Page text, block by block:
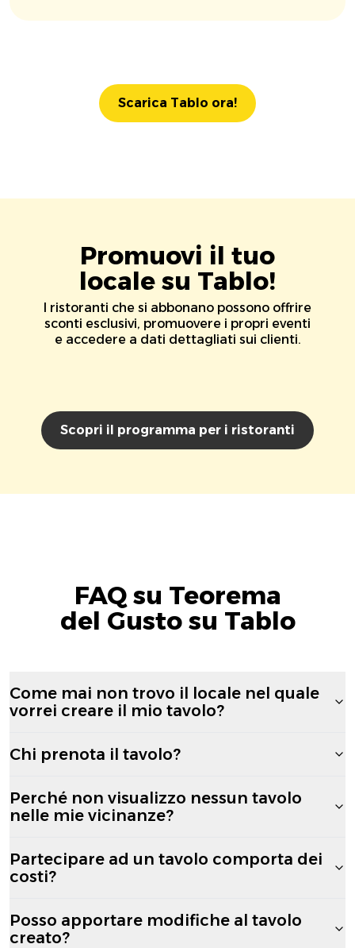
Scarica Tablo ora!
Promuovi il tuo
locale su Tablo!
I ristoranti che si abbonano possono offrire
sconti esclusivi, promuovere i propri eventi
e accedere a dati dettagliati sui clienti.
Scopri il programma per i ristoranti
FAQ su Teorema
del Gusto su Tablo
Come mai non trovo il locale nel quale
vorrei creare il mio tavolo?
Chi prenota il tavolo?
Perché non visualizzo nessun tavolo
nelle mie vicinanze?
Partecipare ad un tavolo comporta dei
costi?
Posso apportare modifiche al tavolo
creato?